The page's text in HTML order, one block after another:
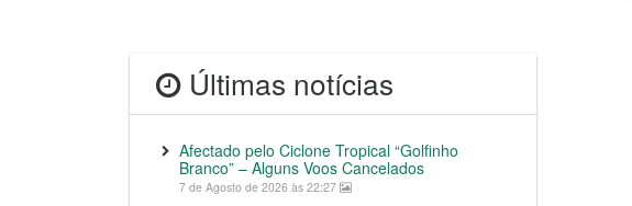
Últimas notícias
Afectado pelo Ciclone Tropical “Golfinho
Branco” – Alguns Voos Cancelados
7 de Agosto de 2026 às 22:27